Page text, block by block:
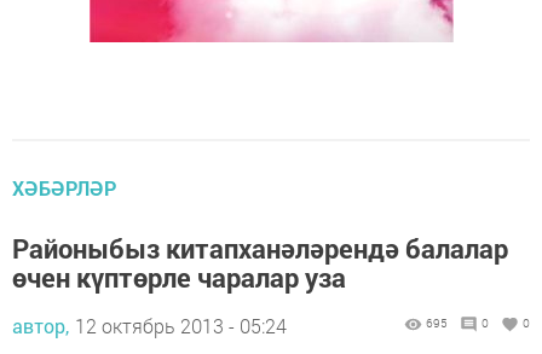
ХӘБӘРЛӘР
Районыбыз китапханәләрендә балалар
өчен күптөрле чаралар уза
автор, 12 октябрь 2013 - 05:24 695 0 0